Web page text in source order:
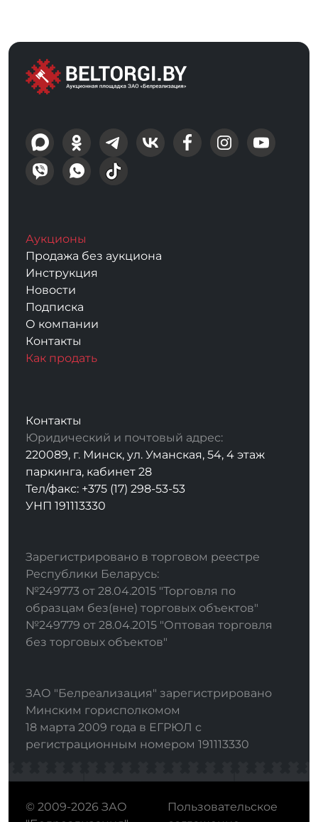
Аукционы
Продажа без аукциона
Инструкция
Новости
Подписка
О компании
Контакты
Как продать
Контакты
Юридический и почтовый адрес:
220089, г. Минск, ул. Уманская, 54, 4 этаж
паркинга, кабинет 28
Тел/факс: +375 (17) 298-53-53
УНП 191113330
Зарегистрировано в торговом реестре
Республики Беларусь:
№249773 от 28.04.2015 "Торговля по
образцам без(вне) торговых объектов"
№249779 от 28.04.2015 "Оптовая торговля
без торговых объектов"
ЗАО "Белреализация" зарегистрировано
Минским горисполкомом
18 марта 2009 года в ЕГРЮЛ с
регистрационным номером 191113330
© 2009-2026 ЗАО
Пользовательское